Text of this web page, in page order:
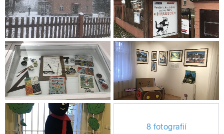
8 fotografií